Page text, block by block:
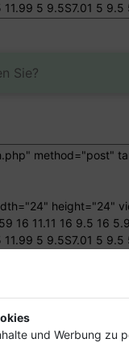
und Werbung zu